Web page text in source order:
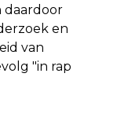
daardoor
en
van
"in rap